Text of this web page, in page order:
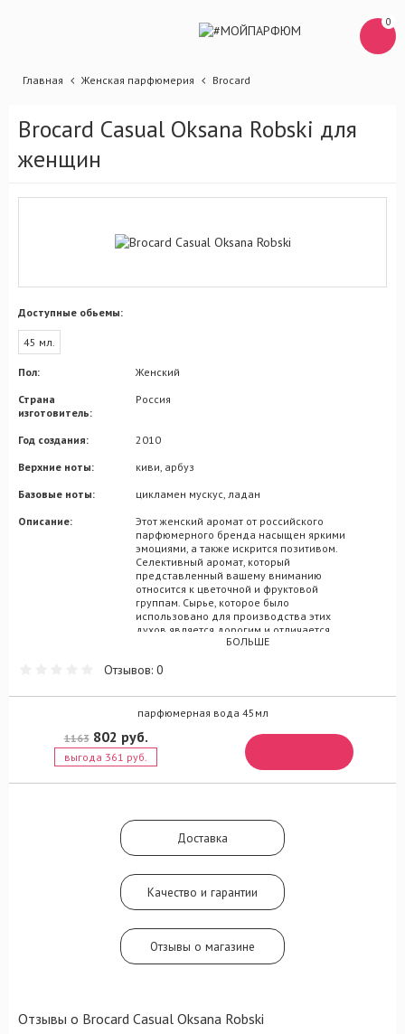
0
Главная Женская парфюмерия Brocard
Brocard Casual Oksana Robski для
женщин
Доступные обьемы:
45 мл.
Пол:
Женский
Страна
изготовитель:
Россия
Год создания:
2010
Верхние ноты:
киви, арбуз
Базовые ноты:
цикламен мускус, ладан
Описание:
Этот женский аромат от российского
парфюмерного бренда насыщен яркими
эмоциями, а также искрится позитивом.
Селективный аромат, который
представленный вашему вниманию
относится к цветочной и фруктовой
группам. Сырье, которое было
использовано для производства этих
духов является дорогим и отличается
качеством. Все это сделано, для того чтобы
действительно достойный парфюм.
изысканное. Парфюмерная пирамида
открывается нотами арбуза, сопровождают
киви. В центре парфюмерного
треугольника располагаются ноты
цикламена, которые так и пьянят своей
дарящими спокойствие переливами
ладана. Насыщенный, упоительный аромат
порадует вас и вашего спутника!
Подарите себе или близкому человеку
этот отличный парфюм!
БОЛЬШЕ
Отзывов: 0
парфюмерная вода 45мл
1163802 руб.
выгода 361 руб.
Доставка
Качество и гарантии
Отзывы о магазине
Отзывы о Brocard Casual Oksana Robski